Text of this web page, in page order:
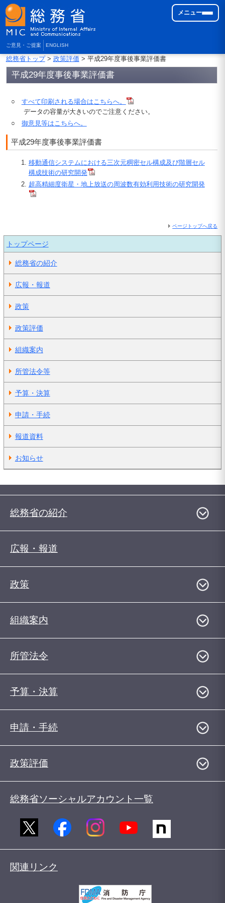
ご意見・ご提案 ENGLISH
メニュー
総務省トップ> 政策評価 > 平成29年度事後事業評価書
平成29年度事後事業評価書
○ すべて印刷される場合はこちらへ。
データの容量が大きいのでご注意ください。
○ 御意見等はこちらへ。
平成29年度事後事業評価書
移動通信システムにおける三次元稠密セル構成及び階層セル
構成技術の研究開発
超高精細度衛星・地上放送の周波数有効利用技術の研究開発
ページトップへ戻る
トップページ
総務省の紹介
広報・報道
政策
政策評価
組織案内
所管法令等
予算・決算
申請・手続
報道資料
お知らせ
総務省の紹介
広報・報道
政策
組織案内
所管法令
予算・決算
申請・手続
政策評価
総務省ソーシャルアカウント一覧
関連リンク